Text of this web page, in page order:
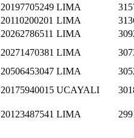
20197705249 LIMA
20110200201 LIMA
20262786511 LIMA
20271470381 LIMA
20506453047 LIMA
20175940015 UCAYALI
20123487541 LIMA